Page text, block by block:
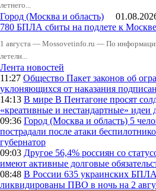
летнего...
Город (Москва и область)
780 БПЛА сбиты на подлете к
1 августа — Mossovetinfo.ru — По
летели...
Лента новостей
11:27 Общество Пакет законов об
уклоняющихся от наказания
14:13 В мире В Пентагоне просят
«креативные и нестандартные» идеи
09:36 Город (Москва и область) 5
пострадали после атаки
губернатор
09:03 Другое 56,4% россиян со
имеют активные долговые
08:48 В России 635 украинских
ликвидированы ПВО в ночь на 2